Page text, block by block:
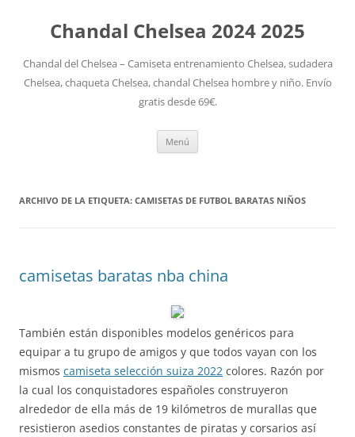
Chandal Chelsea 2024 2025
Chandal del Chelsea – Camiseta entrenamiento Chelsea, sudadera
Chelsea, chaqueta Chelsea, chandal Chelsea hombre y niño. Envío
gratis desde 69€.
Menú
ARCHIVO DE LA ETIQUETA: CAMISETAS DE FUTBOL BARATAS NIÑOS
camisetas baratas nba china
También están disponibles modelos genéricos para
equipar a tu grupo de amigos y que todos vayan con los
mismos camiseta selección suiza 2022 colores. Razón por
la cual los conquistadores españoles construyeron
alrededor de ella más de 19 kilómetros de murallas que
resistieron asedios constantes de piratas y corsarios así